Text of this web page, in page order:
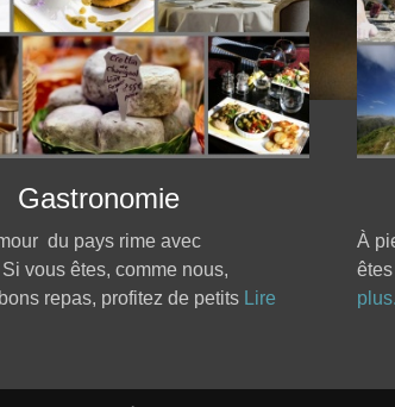
Gastronomie
du pays rime avec
vous êtes, comme nous,
repas, profitez de petits Lire
À